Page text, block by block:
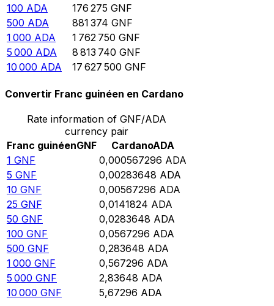
100 ADA 176 275 GNF
500 ADA 881 374 GNF
1 000 ADA 1 762 750 GNF
5 000 ADA 8 813 740 GNF
10 000 ADA 17 627 500 GNF
Convertir Franc guinéen en Cardano
Rate information of GNF/ADA
currency pair
Franc guinéenGNF CardanoADA
1 GNF 0,000567296 ADA
5 GNF 0,00283648 ADA
10 GNF 0,00567296 ADA
25 GNF 0,0141824 ADA
50 GNF 0,0283648 ADA
100 GNF 0,0567296 ADA
500 GNF 0,283648 ADA
1 000 GNF 0,567296 ADA
5 000 GNF 2,83648 ADA
10 000 GNF 5,67296 ADA